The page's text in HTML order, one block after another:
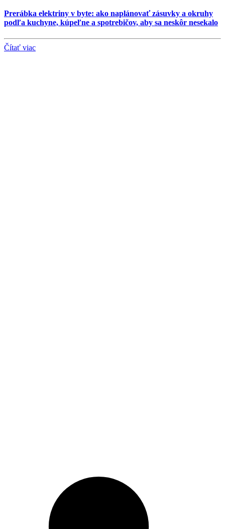
Prerábka elektriny v byte: ako naplánovať zásuvky a okruhy
podľa kuchyne, kúpeľne a spotrebičov, aby sa neskôr nesekalo
Čítať viac